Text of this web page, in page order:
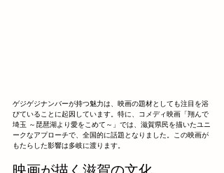
ゲジゲジナンバーが持つ魅力は、映画の題材としても注目を浴
びていることに起因しています。特に、コメディ映画「翔んで
埼玉 ～琵琶湖より愛をこめて～」では、滋賀県民を描いたユニ
ークなアプローチで、全国的に話題となりました。この映画が
もたらした影響は多岐に渡ります。